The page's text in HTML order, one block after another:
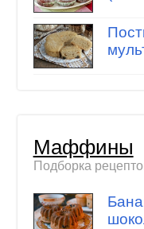
Маффины
Подборка